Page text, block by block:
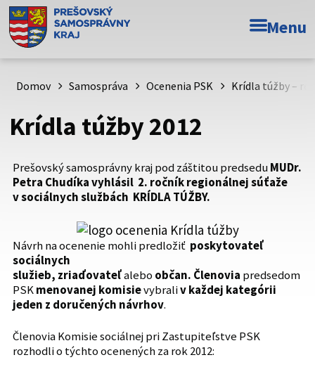
Doména psk.sk je oficiálna
Toto je oficiálna webová stránka Prešovského
psk.sk.
Táto stránka je zabezpečená
Buďte pozorní a vždy sa uistite, že zdieľate informácie iba
cez zabezpečenú webovú stránku. Zabezpečená stránka
vždy začína https:// pred názvom domény webového sídla.
Menu
Domov Samospráva Ocenenia PSK Krídla túžby –
Krídla túžby 2012
Prešovský samosprávny kraj pod záštitou predseduMUDr.
Petra Chudíkavyhlásil 2. ročník regionálnej súťaže
v sociálnych službách KRÍDLA TÚŽBY.
Návrh na ocenenie mohli predložiť poskytovateľ
sociálnych
služieb, zriaďovateľalebo občan. Členovia predsedom
PSKmenovanej komisievybraliv každej kategórii
jeden z doručených návrhov.
Členovia Komisie sociálnej pri Zastupiteľstve PSK
rozhodli o týchto ocenených za rok 2012: